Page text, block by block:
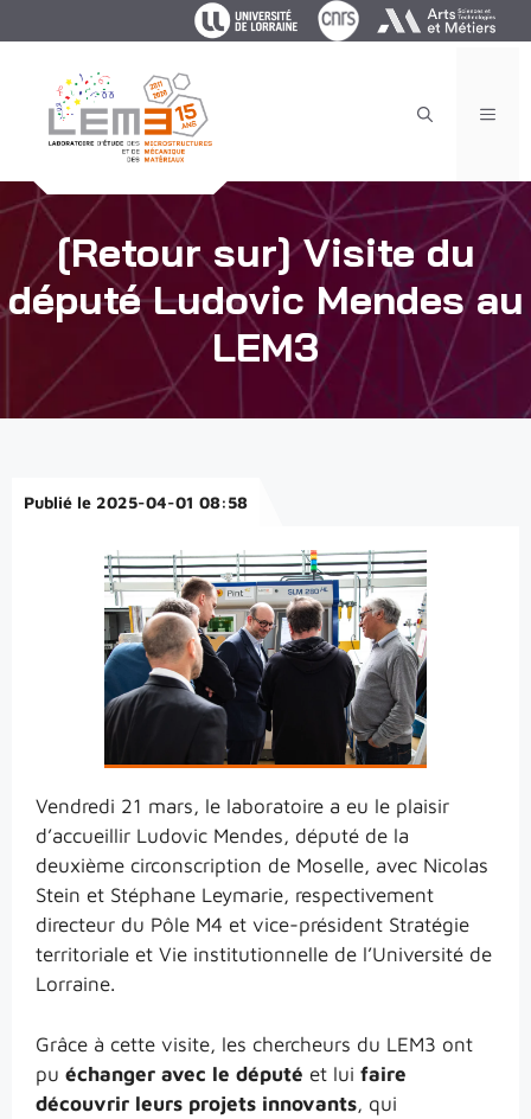
au
[Retour sur] Visite du
député Ludovic Mendes au
LEM3
Publié le 2025-04-01 08:58
Vendredi 21 mars, le laboratoire a eu le plaisir
d’accueillir Ludovic Mendes, député de la
deuxième circonscription de Moselle, avec Nicolas
Stein et Stéphane Leymarie, respectivement
directeur du Pôle M4 et vice-président Stratégie
territoriale et Vie institutionnelle de l’Université de
Lorraine.
Grâce à cette visite, les chercheurs du LEM3 ont
pu échanger avec le député et lui faire
découvrir leurs projets innovants, qui